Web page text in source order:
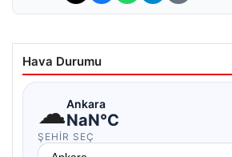
Hava Durumu
☁Ankara
NaN°C
ŞEHIR SEÇ